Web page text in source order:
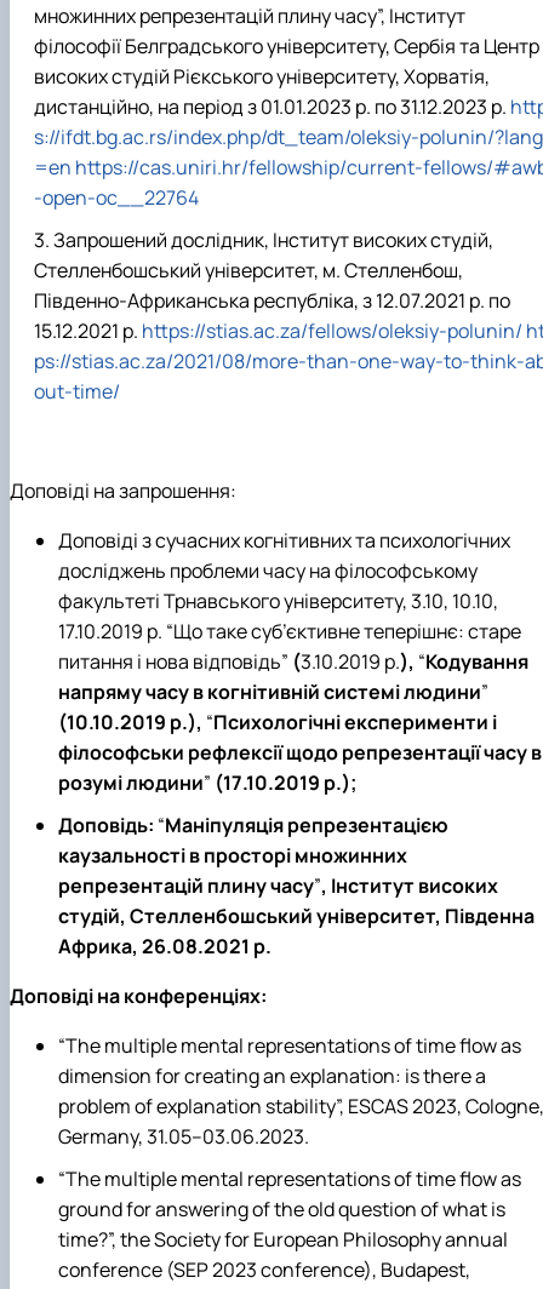
множинних репрезентацій плину часу”, Інститут
філософії Белградського університету, Сербія та Центр
високих студій Рієкського університету, Хорватія,
дистанційно, на період з 01.01.2023 р. по 31.12.2023 р.
s://ifdt.bg.ac.rs/index.php/dt_team/oleksiy-polunin/?lang
=en https://cas.uniri.hr/fellowship/current-fellows/#
-open-oc __22764
Запрошений дослідник, Інститут високих студій,
Стелленбошський університет, м. Стелленбош,
Південно-Африканська республіка, з 12.07.2021 р. по
15.12.2021 р. https://stias.ac.za/fellows/oleksiy-polunin/
ps://stias.ac.za/2021/08/more-than-one-way-to-think-
out-time/
Доповіді на запрошення:
Доповіді з сучасних когнітивних та психологічних
досліджень проблеми часу на філософському
факультеті Трнавського університету, 3.10, 10.10,
17.10.2019 р. “Що таке суб’єктивне теперішнє: старе
питання і нова відповідь” (3.10.2019 р.), “Кодування
напряму часу в когнітивній системі людини”
(10.10.2019 р.), “Психологічні експерименти і
філософськи рефлексії щодо репрезентації часу в
розумі людини” (17.10.2019 р.);
Доповідь: “Маніпуляція репрезентацією
каузальності в просторі множинних
репрезентацій плину часу”, Інститут високих
студій, Стелленбошський університет, Південна
Африка, 26.08.2021 р.
Доповіді на конференціях:
“The multiple mental representations of time flow as
dimension for creating an explanation: is there a
problem of explanation stability”, ESCAS 2023, Cologne,
Germany, 31.05–03.06.2023.
“The multiple mental representations of time flow as
ground for answering of the old question of what is
time?”, the Society for European Philosophy annual
conference (SEP 2023 conference), Budapest,